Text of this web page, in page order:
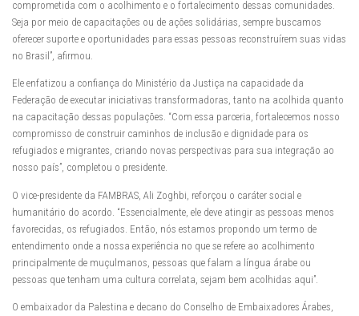
comprometida com o acolhimento e o fortalecimento dessas comunidades.
Seja por meio de capacitações ou de ações solidárias, sempre buscamos
oferecer suporte e oportunidades para essas pessoas reconstruírem suas vidas
no Brasil”, afirmou.
Ele enfatizou a confiança do Ministério da Justiça na capacidade da
Federação de executar iniciativas transformadoras, tanto na acolhida quanto
na capacitação dessas populações. “Com essa parceria, fortalecemos nosso
compromisso de construir caminhos de inclusão e dignidade para os
refugiados e migrantes, criando novas perspectivas para sua integração ao
nosso país”, completou o presidente.
O vice-presidente da FAMBRAS, Ali Zoghbi, reforçou o caráter social e
humanitário do acordo. “Essencialmente, ele deve atingir as pessoas menos
favorecidas, os refugiados. Então, nós estamos propondo um termo de
entendimento onde a nossa experiência no que se refere ao acolhimento
principalmente de muçulmanos, pessoas que falam a língua árabe ou
pessoas que tenham uma cultura correlata, sejam bem acolhidas aqui”.
O embaixador da Palestina e decano do Conselho de Embaixadores Árabes,